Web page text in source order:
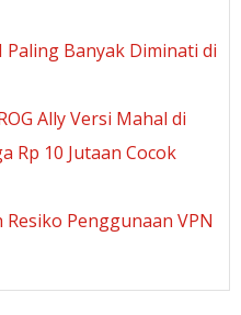
Banyak Diminati di
Ally Versi Mahal di
Rp 10 Jutaan Cocok
Penggunaan VPN